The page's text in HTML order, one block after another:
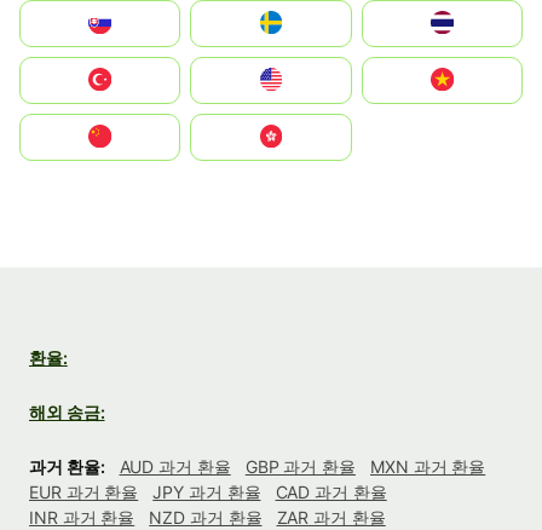
United States
中國香港特別行政區
환율:
해외 송금:
과거 환율: AUD 과거 환율 GBP 과거 환율
MXN 과거 환율
EUR 과거 환율
JPY 과거 환율
CAD 과거 환율
INR 과거 환율
NZD 과거 환율
ZAR 과거 환율